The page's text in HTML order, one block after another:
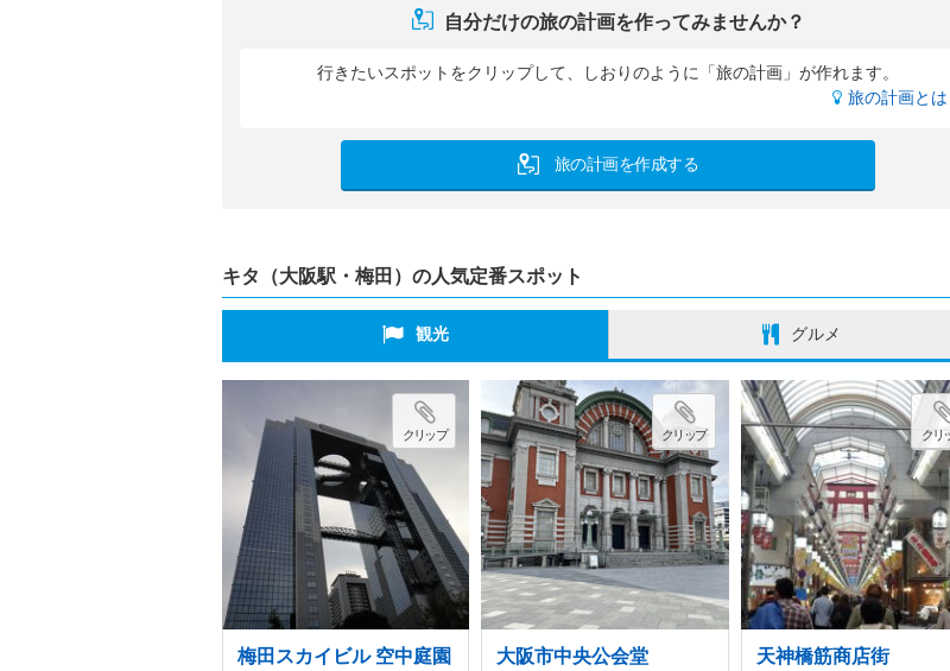
自分だけの旅の計画を作ってみませんか？
行きたいスポットをクリップして、
しおりのように「旅の計画」が作れます。
旅の計画とは
旅の計画を作成する
キタ（大阪駅・梅田）の人気定番スポット
観光 グルメ
クリップ
梅田スカイビル 空中庭園
クリップ
大阪市中央公会堂
クリ
天神橋筋商店街